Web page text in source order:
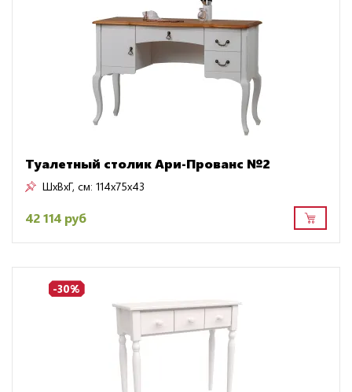
Туалетный столик Ари-Прованс №2
ШxВxГ, см: 114x75x43
42 114 руб
-30%